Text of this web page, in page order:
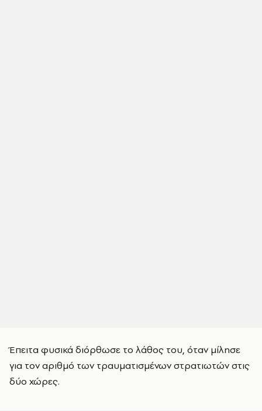
Έπειτα φυσικά διόρθωσε το λάθος του, όταν μίλησε
για τον αριθμό των τραυματισμένων στρατιωτών στις
δύο χώρες.